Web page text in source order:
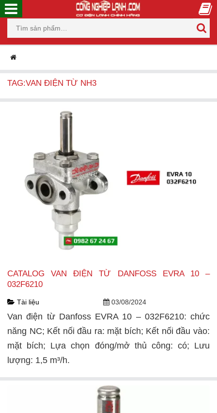
TAG:VAN ĐIỆN TỪ NH3
CATALOG VAN ĐIỆN TỪ DANFOSS EVRA 10 –
032F6210
Tài liệu 03/08/2024
Van điện từ Danfoss EVRA 10 – 032F6210: chức
năng NC; Kết nối đầu ra: mặt bích; Kết nối đầu vào:
mặt bích; Lựa chọn đóng/mở thủ công: có; Lưu
lượng: 1,5 m³/h.